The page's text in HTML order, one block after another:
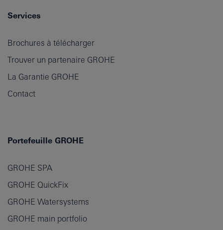
Services
Brochures à télécharger
Trouver un partenaire GROHE
La Garantie GROHE
Contact
Portefeuille GROHE
GROHE SPA
GROHE QuickFix
GROHE Watersystems
GROHE main portfolio